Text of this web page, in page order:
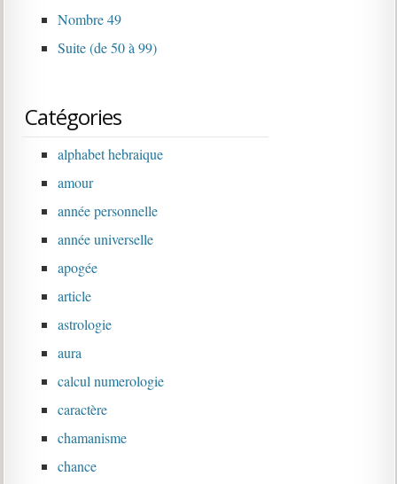
Nombre 49
Suite (de 50 à 99)
Catégories
alphabet hebraique
amour
année personnelle
année universelle
apogée
article
astrologie
aura
calcul numerologie
caractère
chamanisme
chance